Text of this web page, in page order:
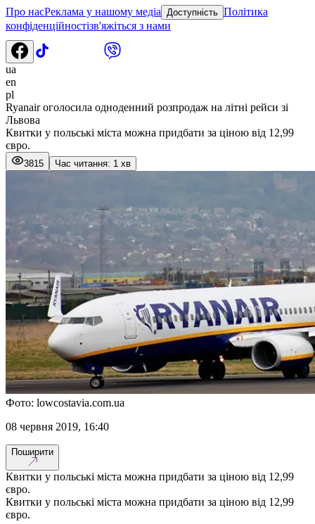
Про насРеклама у нашому медіа Доступність Політика
конфіденційностізв'яжіться з нами
ua
en
pl
Ryanair оголосила одноденний розпродаж на літні рейси зі
Львова
Квитки у польські міста можна придбати за ціною від 12,99
євро.
3815 Час читання: 1 хв
Фото: lowcostavia.com.ua
08 червня 2019, 16:40
Поширити
Квитки у польські міста можна придбати за ціною від 12,99
євро.
Квитки у польські міста можна придбати за ціною від 12,99
євро.